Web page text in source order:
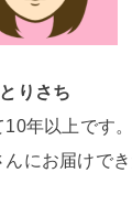
とりさち
年以上です
にお届けで